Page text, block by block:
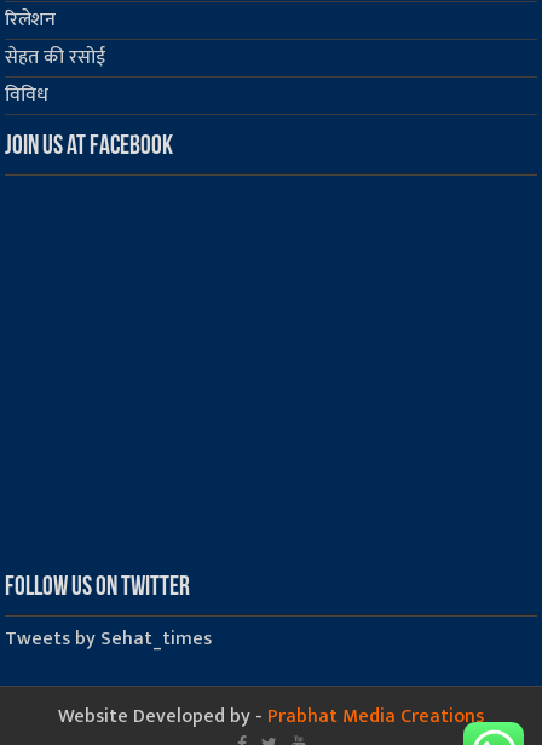
रिलेशन
सेहत की रसोई
विविध
Join us at Facebook
Follow us on Twitter
Tweets by Sehat_times
Website Developed by - Prabhat Media Creations